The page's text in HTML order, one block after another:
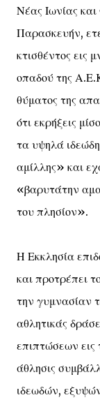
Νέας Ιωνίας
Παρασκευήν,
κτισθέντος εις
οπαδού της
θύματος της
ότι εκρήξεις
τα υψηλά
αμίλλης» και
«βαρυτάτην
του πλησίον».
Η Εκκλησία
και προτρέπει
την γυμνασίαν
αθλητικάς
επιπτώσεων εις
άθλησις
ιδεωδών,